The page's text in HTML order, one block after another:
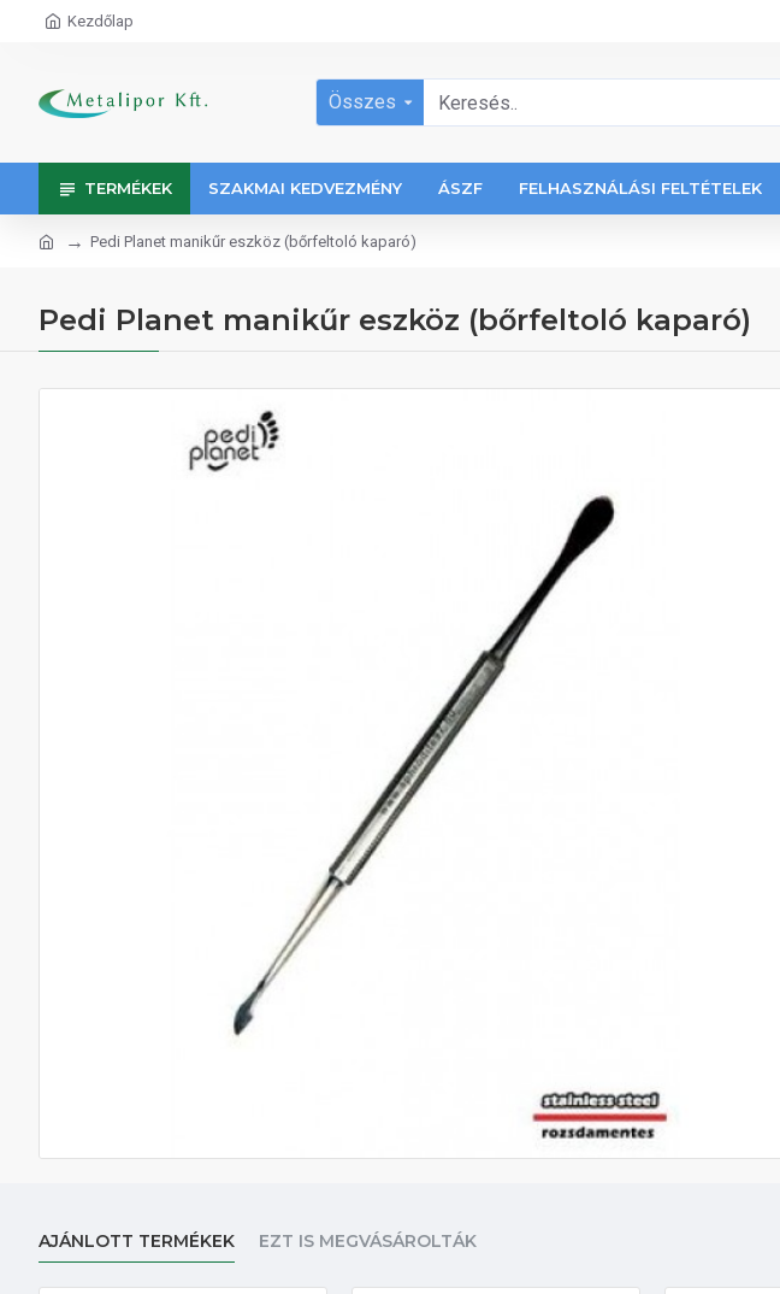
Kezdőlap
Összes
TERMÉKEK SZAKMAI KEDVEZMÉNY ÁSZF FELHASZNÁLÁSI FELTÉTELEK
Pedi Planet manikűr eszköz (bőrfeltoló kaparó)
Pedi Planet manikűr eszköz (bőrfeltoló kaparó)
AJÁNLOTT TERMÉKEK EZT IS MEGVÁSÁROLTÁK